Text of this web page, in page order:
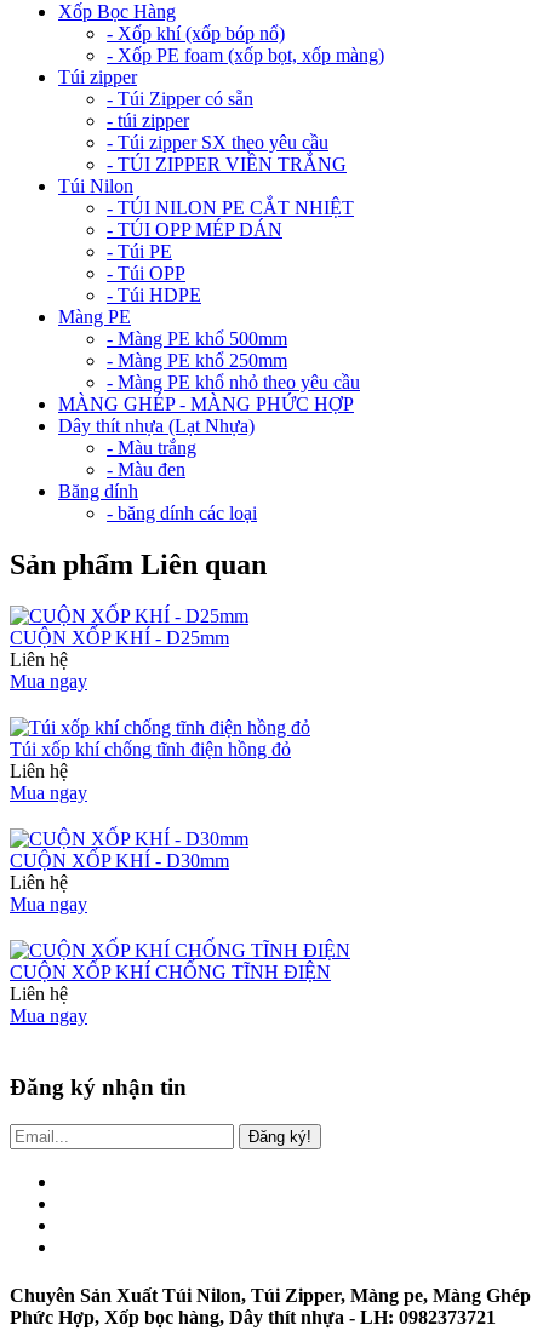
Xốp Bọc Hàng
- Xốp khí (xốp bóp nổ)
- Xốp PE foam (xốp bọt, xốp màng)
Túi zipper
- Túi Zipper có sẵn
- túi zipper
- Túi zipper SX theo yêu cầu
- TÚI ZIPPER VIỀN TRẮNG
Túi Nilon
- TÚI NILON PE CẮT NHIỆT
- TÚI OPP MÉP DÁN
- Túi PE
- Túi OPP
- Túi HDPE
Màng PE
- Màng PE khổ 500mm
- Màng PE khổ 250mm
- Màng PE khổ nhỏ theo yêu cầu
MÀNG GHÉP - MÀNG PHỨC HỢP
Dây thít nhựa (Lạt Nhựa)
- Màu trắng
- Màu đen
Băng dính
- băng dính các loại
Sản phẩm Liên quan
CUỘN XỐP KHÍ - D25mm
Liên hệ
Mua ngay
Túi xốp khí chống tĩnh điện hồng đỏ
Liên hệ
Mua ngay
CUỘN XỐP KHÍ - D30mm
Liên hệ
Mua ngay
CUỘN XỐP KHÍ CHỐNG TĨNH ĐIỆN
Liên hệ
Mua ngay
Đăng ký nhận tin
Đăng ký!
Chuyên Sản Xuất Túi Nilon, Túi Zipper, Màng pe, Màng Ghép
Phức Hợp, Xốp bọc hàng, Dây thít nhựa - LH: 0982373721